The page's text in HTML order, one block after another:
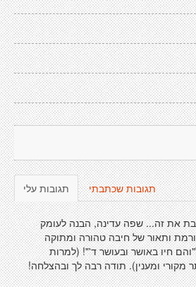
תגובות עלי תגובות שכתבתי
את זה... שפה עדינה, הבנה לעומק
ותאור של חיבה טהורה ומתוקה
חיו באושר ובעושר ד'"! (למרות
ומענין). תודה רבה לך ובהצלחה!